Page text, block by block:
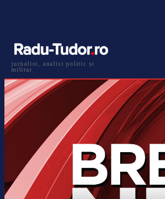
jurnalist, analist politic și
militar